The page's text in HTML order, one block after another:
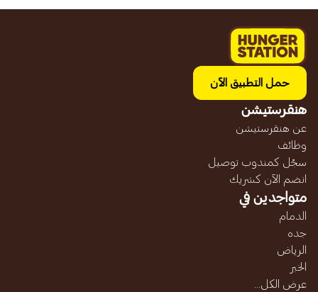
حمل التطبيق الآن
هنقرستيشن
عن هنقرستيشن
وظائف
سجّل كمندوب توصيل
انضم الآن كشريك
متواجدين في
الدمام
جده
الرياض
الخبر
عرض الكل...